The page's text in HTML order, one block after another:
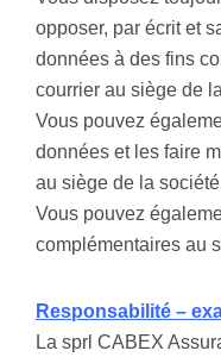
opposer, par écrit et
données à des fins
courrier au siège de
Vous pouvez
données et les faire
au siège de la
Vous pouvez
complémentaires au
Responsabilité –
La sprl CABEX